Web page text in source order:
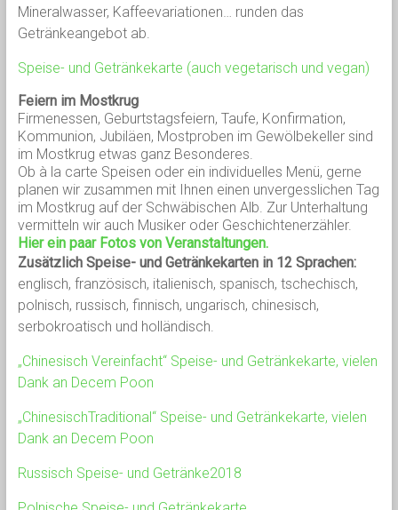
Mineralwasser, Kaffeevariationen… runden das
Getränkeangebot ab.
Speise- und Getränkekarte (auch vegetarisch und vegan)
Feiern im Mostkrug
Firmenessen, Geburtstagsfeiern, Taufe, Konfirmation,
Kommunion, Jubiläen, Mostproben im Gewölbekeller sind
im Mostkrug etwas ganz Besonderes.
Ob à la carte Speisen oder ein individuelles Menü, gerne
planen wir zusammen mit Ihnen einen unvergesslichen Tag
im Mostkrug auf der Schwäbischen Alb. Zur Unterhaltung
vermitteln wir auch Musiker oder Geschichtenerzähler.
Hier ein paar Fotos von Veranstaltungen.
Zusätzlich Speise- und Getränkekarten in 12 Sprachen:
englisch, französisch, italienisch, spanisch, tschechisch,
polnisch, russisch, finnisch, ungarisch, chinesisch,
serbokroatisch und holländisch.
„Chinesisch Vereinfacht“ Speise- und Getränkekarte, vielen
Dank an Decem Poon
„ChinesischTraditional“ Speise- und Getränkekarte, vielen
Dank an Decem Poon
Russisch Speise- und Getränke2018